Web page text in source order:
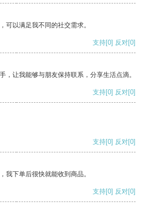
可以满足我不同的社交需求。
支持[0] 反对[0]
，让我能够与朋友保持联系，分享生活点滴。
支持[0] 反对[0]
支持[0] 反对[0]
我下单后很快就能收到商品。
支持[0] 反对[0]